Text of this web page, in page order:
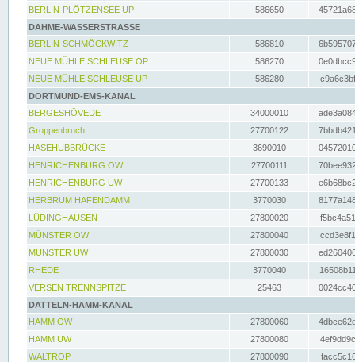
BERLIN-PLÖTZENSEE UP
586650
DAHME-WASSERSTRASSE
BERLIN-SCHMÖCKWITZ
586810
NEUE MÜHLE SCHLEUSE OP
586270
NEUE MÜHLE SCHLEUSE UP
586280
DORTMUND-EMS-KANAL
BERGESHÖVEDE
34000010
Groppenbruch
27700122
HASEHUBBRÜCKE
3690010
HENRICHENBURG OW
27700111
HENRICHENBURG UW
27700133
HERBRUM HAFENDAMM
3770030
LÜDINGHAUSEN
27800020
MÜNSTER OW
27800040
MÜNSTER UW
27800030
RHEDE
3770040
VERSEN TRENNSPITZE
25463
DATTELN-HAMM-KANAL
HAMM OW
27800060
HAMM UW
27800080
WALTROP
27800090